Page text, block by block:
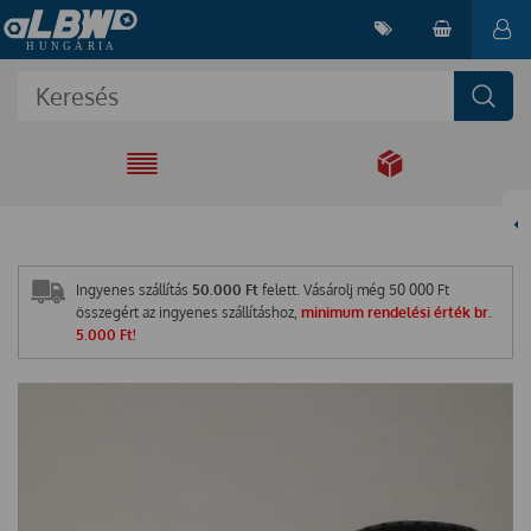
EGYÜTT A
Ingyenes szállítás 50.000 Ft felett. Vásárolj még 50 000 Ft
összegért az ingyenes szállításhoz, minimum rendelési érték br.
5.000 Ft!